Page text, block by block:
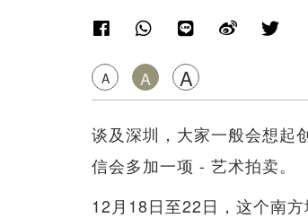
A A A
谈及深圳，大家一般会想起
信会多加一项 - 艺术拍卖。
12月18日至22日，这个南